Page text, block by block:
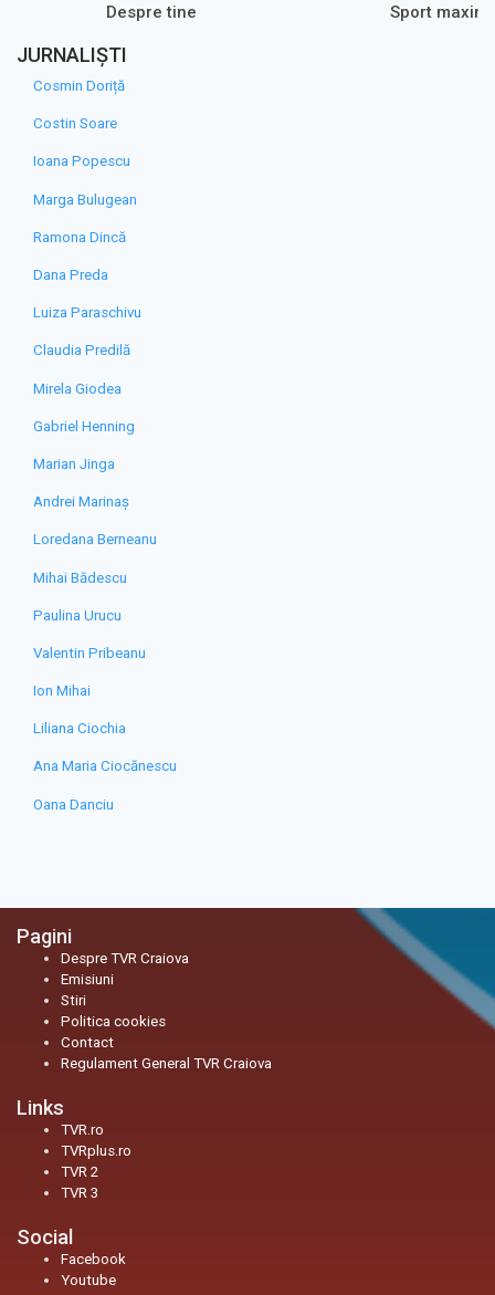
Despre tine Sport maxim
JURNALIȘTI
Cosmin Doriță
Costin Soare
Ioana Popescu
Marga Bulugean
Ramona Dincă
Dana Preda
Luiza Paraschivu
Claudia Predilă
Mirela Giodea
Gabriel Henning
Marian Jinga
Andrei Marinaș
Loredana Berneanu
Mihai Bădescu
Paulina Urucu
Valentin Pribeanu
Ion Mihai
Liliana Ciochia
Ana Maria Ciocănescu
Oana Danciu
Pagini
Despre TVR Craiova
Emisiuni
Stiri
Politica cookies
Contact
Regulament General TVR Craiova
Links
TVR.ro
TVRplus.ro
TVR 2
TVR 3
Social
Facebook
Youtube